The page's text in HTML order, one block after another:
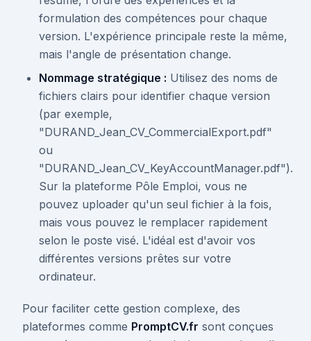
formulation des compétences pour chaque
version. L'expérience principale reste la même,
mais l'angle de présentation change.
Nommage stratégique : Utilisez des noms de
fichiers clairs pour identifier chaque version
(par exemple,
"DURAND_Jean_CV_CommercialExport.pdf"
ou
"DURAND_Jean_CV_KeyAccountManager.pdf").
Sur la plateforme Pôle Emploi, vous ne
pouvez uploader qu'un seul fichier à la fois,
mais vous pouvez le remplacer rapidement
selon le poste visé. L'idéal est d'avoir vos
différentes versions prêtes sur votre
ordinateur.
Pour faciliter cette gestion complexe, des
plateformes comme PromptCV.fr sont conçues